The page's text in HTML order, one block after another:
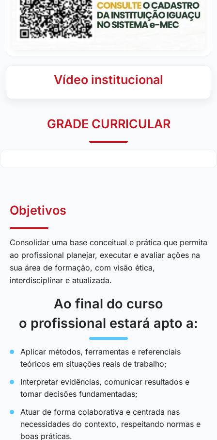
Vídeo institucional
GRADE CURRICULAR
Objetivos
Consolidar uma base conceitual e prática que permita
ao profissional planejar, executar e avaliar ações na
sua área de formação, com visão ética,
interdisciplinar e atualizada.
Ao final do curso
o profissional estará apto a:
Aplicar métodos, ferramentas e referenciais
teóricos em situações reais de trabalho;
Interpretar evidências, comunicar resultados e
tomar decisões fundamentadas;
Atuar de forma colaborativa e centrada nas
necessidades do contexto, respeitando normas e
boas práticas.